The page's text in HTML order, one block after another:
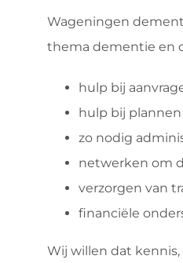
Wageningen
thema dementie en
hulp bij
hulp bij
zo nodig
netwerken om
verzorgen van
financiële
Wij willen dat